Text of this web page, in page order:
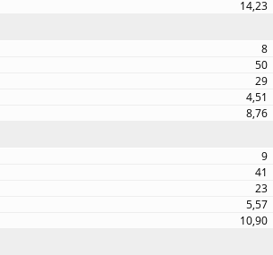
14,23
8
50
29
4,51
8,76
9
41
23
5,57
10,90